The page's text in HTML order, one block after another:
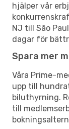
hjälper vår
NJ till São
dagar för
Spara mer
Våra Prime-
upp till
biluthyrning.
till